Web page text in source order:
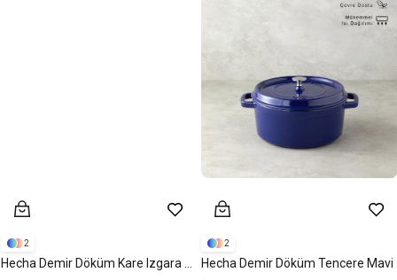
2
Hecha Demir Döküm Tencere Mavi
2